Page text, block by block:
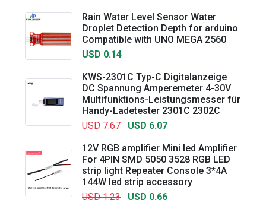
Rain Water Level Sensor Water
Droplet Detection Depth for arduino
Compatible with UNO MEGA 2560
USD 0.14
KWS-2301C Typ-C Digitalanzeige
DC Spannung Amperemeter 4-30V
Multifunktions-Leistungsmesser für
Handy-Ladetester 2301C 2302C
USD 7.67
USD 6.07
12V RGB amplifier Mini led Amplifier
For 4PIN SMD 5050 3528 RGB LED
strip light Repeater Console 3*4A
144W led strip accessory
USD 1.23
USD 0.66